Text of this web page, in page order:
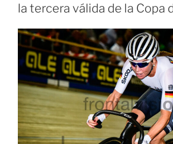
la tercera válida de la Copa